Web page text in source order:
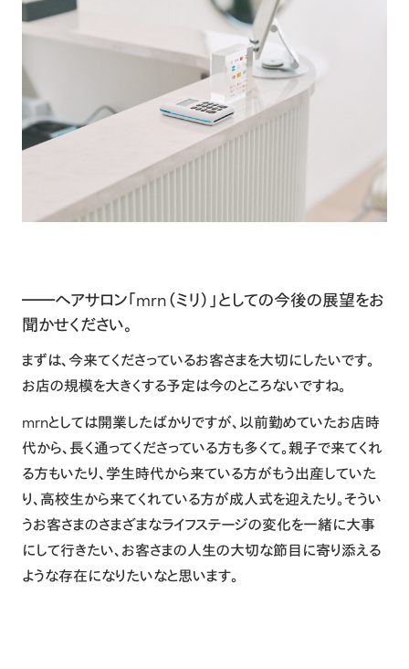
――ヘアサロン「mrn（ミリ）」としての今後の展望をお
聞かせください。
まずは、今来てくださっているお客さまを大切にしたいです。
お店の規模を大きくする予定は今のところないですね。
mrnとしては開業したばかりですが、以前勤めていたお店時
代から、長く通ってくださっている方も多くて。親子で来てくれ
る方もいたり、学生時代から来ている方がもう出産していた
り、高校生から来てくれている方が成人式を迎えたり。そうい
うお客さまのさまざまなライフステージの変化を一緒に大事
にして行きたい、お客さまの人生の大切な節目に寄り添える
ような存在になりたいなと思います。